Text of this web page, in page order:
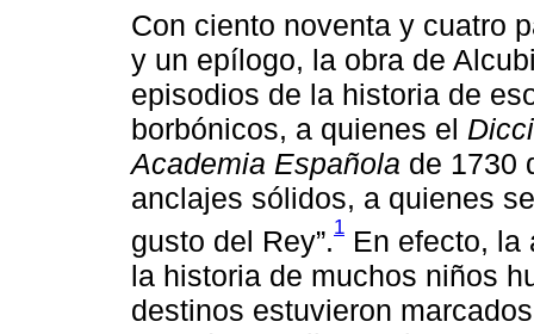
Con ciento noventa y cuatro
y un epílogo, la obra de
episodios de la historia de
borbónicos, a quienes el
Academia Española de 1730
anclajes sólidos, a quienes
gusto del Rey”.1 En efecto, la
la historia de muchos niños
destinos estuvieron